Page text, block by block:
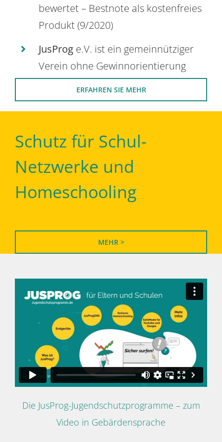
bewertet – Bestnote als kostenfreies
Produkt (9/2020)
JusProg e.V. ist ein gemeinnütziger
Verein ohne Gewinnorientierung
ERFAHREN SIE MEHR
Schutz für Schul-
Netzwerke und
Homeschooling
MEHR >
Die JusProg-Jugendschutzprogramme – zum
Video in Gebärdensprache